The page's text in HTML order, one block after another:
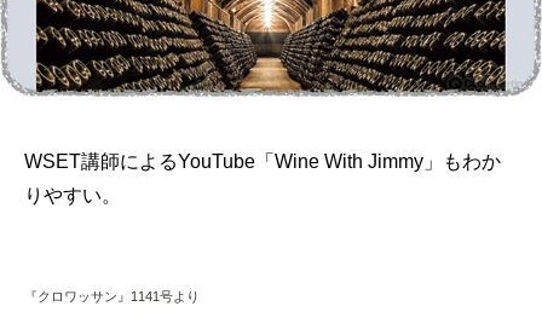
WSET講師によるYouTube「Wine With Jimmy」もわか
りやすい。
『クロワッサン』1141号より